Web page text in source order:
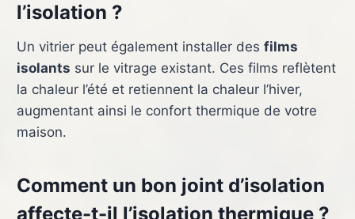
l’isolation ?
Un vitrier peut également installer des films
isolants sur le vitrage existant. Ces films reflètent
la chaleur l’été et retiennent la chaleur l’hiver,
augmentant ainsi le confort thermique de votre
maison.
Comment un bon joint d’isolation
affecte-t-il l’isolation thermique ?